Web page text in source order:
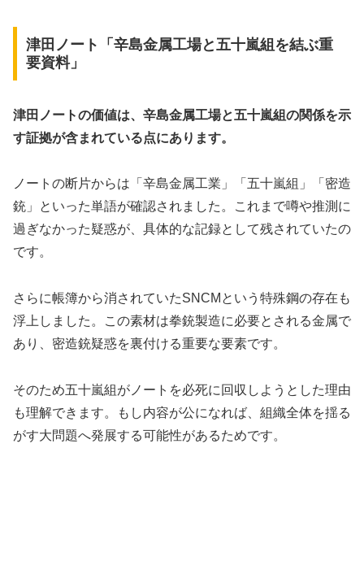
津田ノート「辛島金属工場と五十嵐組を結ぶ重
要資料」
津田ノートの価値は、辛島金属工場と五十嵐組の関係を示
す証拠が含まれている点にあります。
ノートの断片からは「辛島金属工業」「五十嵐組」「密造
銃」といった単語が確認されました。これまで噂や推測に
過ぎなかった疑惑が、具体的な記録として残されていたの
です。
さらに帳簿から消されていたSNCMという特殊鋼の存在も
浮上しました。この素材は拳銃製造に必要とされる金属で
あり、密造銃疑惑を裏付ける重要な要素です。
そのため五十嵐組がノートを必死に回収しようとした理由
も理解できます。もし内容が公になれば、組織全体を揺る
がす大問題へ発展する可能性があるためです。